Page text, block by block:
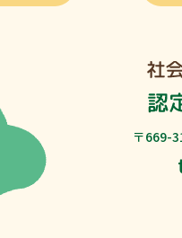
〒669-